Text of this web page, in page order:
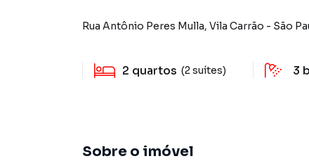
Rua Antônio Peres Mulla, Vila Carrão - São
2 quartos (2 suítes) 3
Sobre o imóvel